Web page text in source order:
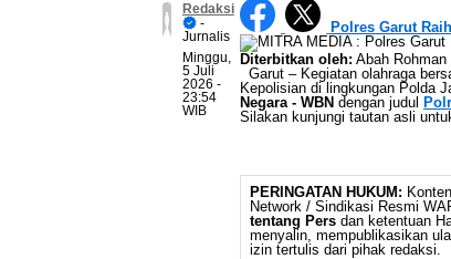
Redaksi
-
Jurnalis
Minggu,
5 Juli
2026 -
23:54
WIB
Polres Garut
Diterbitkan oleh: Abah Rohman |
Garut – Kegiatan olahraga
Kepolisian di lingkungan Polda
Negara - WBN dengan judul
Silakan kunjungi tautan asli
PERINGATAN HUKUM:
Network / Sindikasi Resmi
tentang Persdan ketentuan
menyalin, mempublikasikan
izin tertulis dari pihak redaksi.